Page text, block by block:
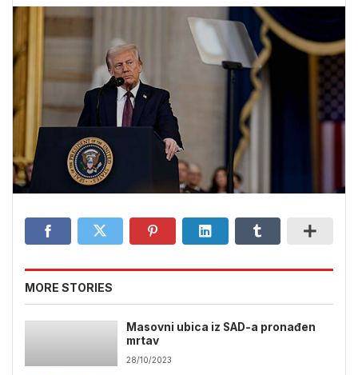
MORE STORIES
Masovni ubica iz SAD-a pronađen
mrtav
28/10/2023